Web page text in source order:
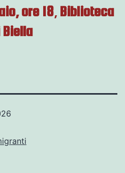
ore 18, Biblioteca
Biella